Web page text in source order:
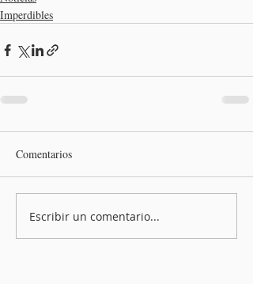
Imperdibles
Comentarios
Escribir un comentario...